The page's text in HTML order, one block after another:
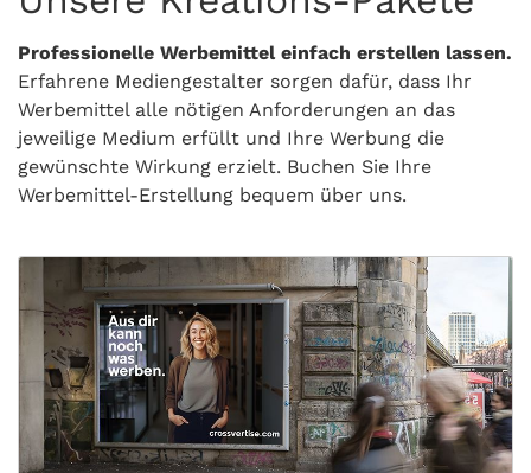
Professionelle Werbemittel einfach erstellen lassen.
Erfahrene Mediengestalter sorgen dafür, dass Ihr
Werbemittel alle nötigen Anforderungen an das
jeweilige Medium erfüllt und Ihre Werbung die
gewünschte Wirkung erzielt. Buchen Sie Ihre
Werbemittel-Erstellung bequem über uns.